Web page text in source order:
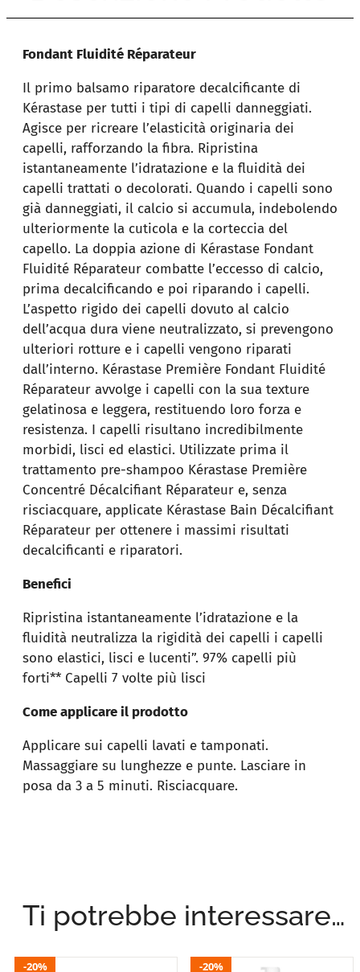
Fondant Fluidité Réparateur
Il primo balsamo riparatore decalcificante di
Kérastase per tutti i tipi di capelli danneggiati.
Agisce per ricreare l’elasticità originaria dei
capelli, rafforzando la fibra. Ripristina
istantaneamente l’idratazione e la fluidità dei
capelli trattati o decolorati. Quando i capelli sono
già danneggiati, il calcio si accumula, indebolendo
ulteriormente la cuticola e la corteccia del
capello. La doppia azione di Kérastase Fondant
Fluidité Réparateur combatte l’eccesso di calcio,
prima decalcificando e poi riparando i capelli.
L’aspetto rigido dei capelli dovuto al calcio
dell’acqua dura viene neutralizzato, si prevengono
ulteriori rotture e i capelli vengono riparati
dall’interno. Kérastase Première Fondant Fluidité
Réparateur avvolge i capelli con la sua texture
gelatinosa e leggera, restituendo loro forza e
resistenza. I capelli risultano incredibilmente
morbidi, lisci ed elastici. Utilizzate prima il
trattamento pre-shampoo Kérastase Première
Concentré Décalcifiant Réparateur e, senza
risciacquare, applicate Kérastase Bain Décalcifiant
Réparateur per ottenere i massimi risultati
decalcificanti e riparatori.
Benefici
Ripristina istantaneamente l’idratazione e la
fluidità neutralizza la rigidità dei capelli i capelli
sono elastici, lisci e lucenti”. 97% capelli più
forti** Capelli 7 volte più lisci
Come applicare il prodotto
Applicare sui capelli lavati e tamponati.
Massaggiare su lunghezze e punte. Lasciare in
posa da 3 a 5 minuti. Risciacquare.
Ti potrebbe interessare…
20% 20%